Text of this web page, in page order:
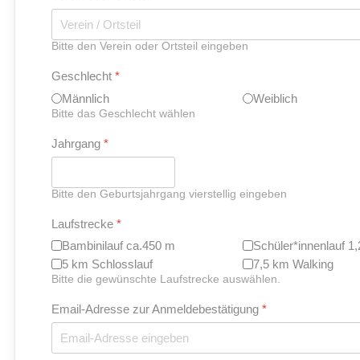
Bitte den Verein oder Ortsteil eingeben
Geschlecht*
Männlich
Weiblich
Bitte das Geschlecht wählen
Jahrgang*
Bitte den Geburtsjahrgang vierstellig eingeben
Laufstrecke*
Bambinilauf ca.450 m
Schüler*innenlauf
5 km Schlosslauf
7,5 km Walking
Bitte die gewünschte Laufstrecke auswählen.
Email-Adresse zur Anmeldebestätigung*